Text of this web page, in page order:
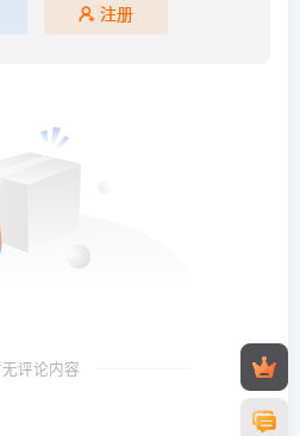
注册
评论内容